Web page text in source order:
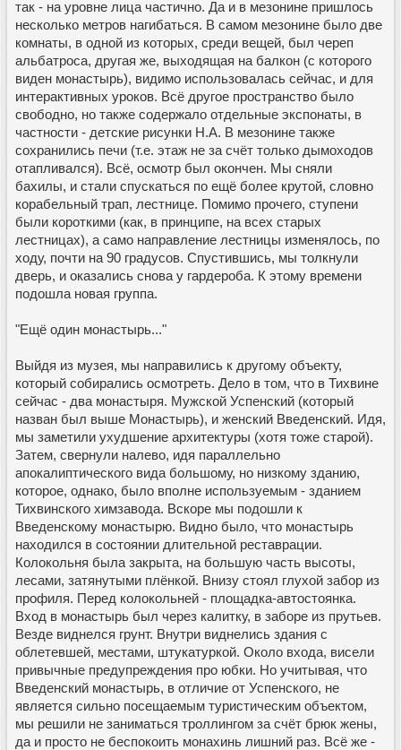
так - на уровне лица частично. Да и в мезонине пришлось
несколько метров нагибаться. В самом мезонине было две
комнаты, в одной из которых, среди вещей, был череп
альбатроса, другая же, выходящая на балкон (с которого
виден монастырь), видимо использовалась сейчас, и для
интерактивных уроков. Всё другое пространство было
свободно, но также содержало отдельные экспонаты, в
частности - детские рисунки Н.А. В мезонине также
сохранились печи (т.е. этаж не за счёт только дымоходов
отапливался). Всё, осмотр был окончен. Мы сняли
бахилы, и стали спускаться по ещё более крутой, словно
корабельный трап, лестнице. Помимо прочего, ступени
были короткими (как, в принципе, на всех старых
лестницах), а само направление лестницы изменялось, по
ходу, почти на 90 градусов. Спустившись, мы толкнули
дверь, и оказались снова у гардероба. К этому времени
подошла новая группа.
"Ещё один монастырь..."
Выйдя из музея, мы направились к другому объекту,
который собирались осмотреть. Дело в том, что в Тихвине
сейчас - два монастыря. Мужской Успенский (который
назван был выше Монастырь), и женский Введенский. Идя,
мы заметили ухудшение архитектуры (хотя тоже старой).
Затем, свернули налево, идя параллельно
апокалиптического вида большому, но низкому зданию,
которое, однако, было вполне используемым - зданием
Тихвинского химзавода. Вскоре мы подошли к
Введенскому монастырю. Видно было, что монастырь
находился в состоянии длительной реставрации.
Колокольня была закрыта, на большую часть высоты,
лесами, затянутыми плёнкой. Внизу стоял глухой забор из
профиля. Перед колокольней - площадка-автостоянка.
Вход в монастырь был через калитку, в заборе из прутьев.
Везде виднелся грунт. Внутри виднелись здания с
облетевшей, местами, штукатуркой. Около входа, висели
привычные предупреждения про юбки. Но учитывая, что
Введенский монастырь, в отличие от Успенского, не
является сильно посещаемым туристическим объектом,
мы решили не заниматься троллингом за счёт брюк жены,
да и просто не беспокоить монахинь лишний раз. Всё же -